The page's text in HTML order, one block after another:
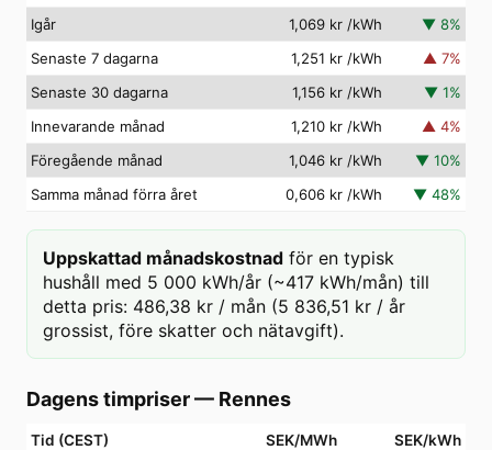
Igår
1,069 kr /kWh ▼ 8%
Senaste 7 dagarna
1,251 kr /kWh ▲ 7%
Senaste 30 dagarna
1,156 kr /kWh ▼ 1%
Innevarande månad
1,210 kr /kWh ▲ 4%
Föregående månad
1,046 kr /kWh ▼ 10%
Samma månad förra året
0,606 kr /kWh ▼ 48%
Uppskattad månadskostnad för en typisk
hushåll med 5 000 kWh/år (~417 kWh/mån) till
detta pris: 486,38 kr / mån (5 836,51 kr / år
grossist, före skatter och nätavgift).
Dagens timpriser— Rennes
Tid (CEST) SEK/MWh SEK/kWh